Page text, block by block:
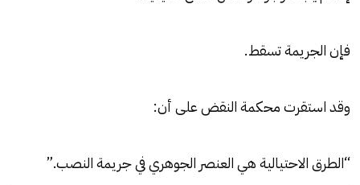
فإن الجريمة تسقط.
وقد استقرت محكمة النقض على أن:
“الطرق الاحتيالية هي العنصر الجوهري في جريمة النصب.”